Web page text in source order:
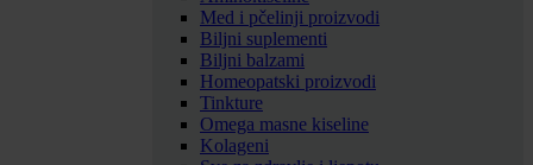
Med i pčelinji proizvodi
Biljni suplementi
Biljni balzami
Homeopatski proizvodi
Tinkture
Omega masne kiseline
Kolageni